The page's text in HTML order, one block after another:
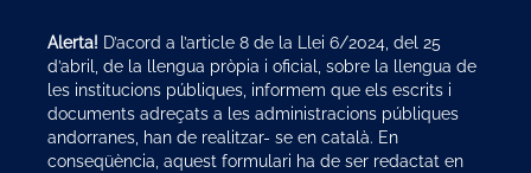
Alerta! D’acord a l’article 8 de la Llei 6/2024, del 25
d’abril, de la llengua pròpia i oficial, sobre la llengua de
les institucions públiques, informem que els escrits i
documents adreçats a les administracions públiques
andorranes, han de realitzar- se en català. En
conseqüència, aquest formulari ha de ser redactat en